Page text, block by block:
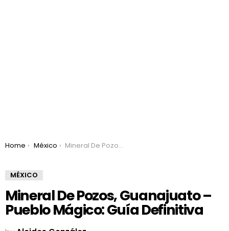
You are here:
Home México Mineral De Pozos, Guanajuato – Pueblo Mágico: Guía Definitiva
MÉXICO
Mineral De Pozos, Guanajuato –
Pueblo Mágico: Guía Definitiva